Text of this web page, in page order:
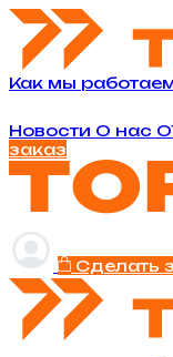
Как мы
Новости O нас
заказ
Сделать